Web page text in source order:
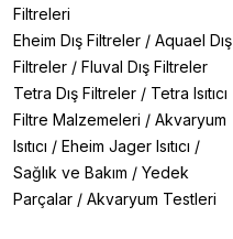
Filtreleri
Eheim Dış Filtreler / Aquael Dış
Filtreler / Fluval Dış Filtreler
Tetra Dış Filtreler / Tetra Isıtıcı
Filtre Malzemeleri / Akvaryum
Isıtıcı / Eheim Jager Isıtıcı /
Sağlık ve Bakım / Yedek
Parçalar / Akvaryum Testleri